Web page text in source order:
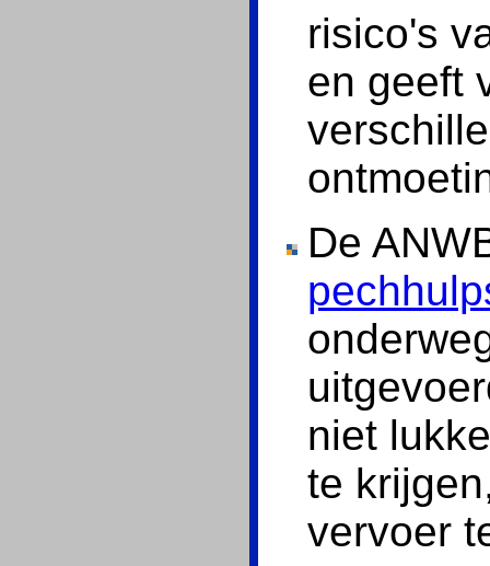
risico's
en geeft
De
niet
te
vervoer